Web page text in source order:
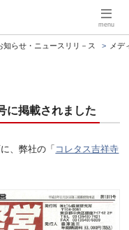
menu
知らせ・ニュースリリ－ス メデ
に掲載されました
、弊社の「 コレタス吉祥寺